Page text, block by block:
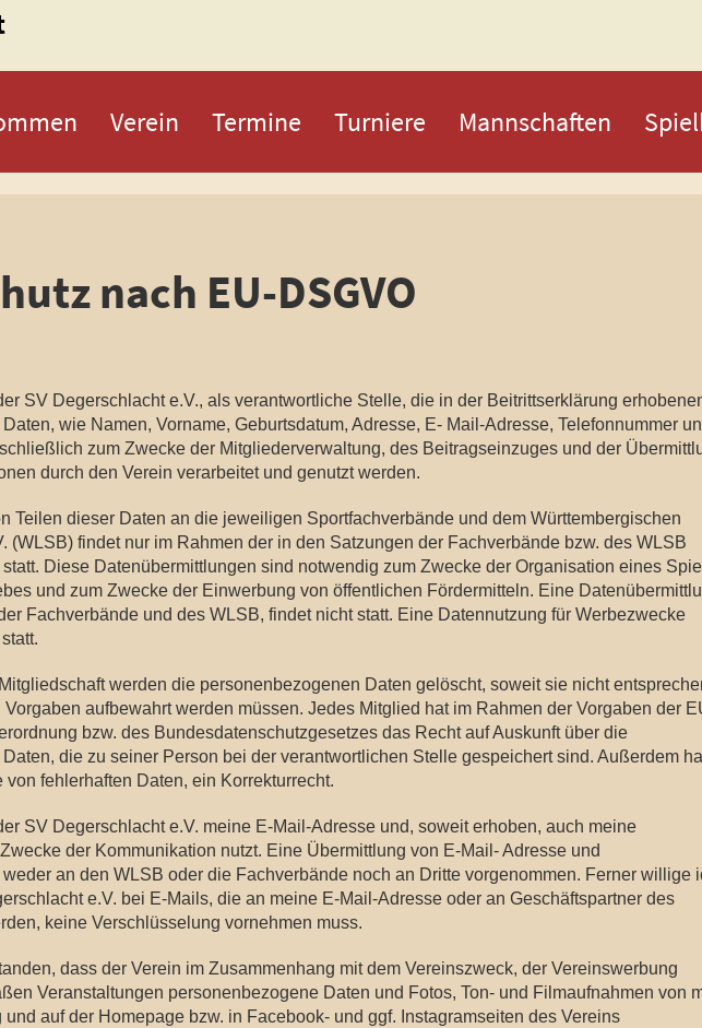
Verein Termine Turniere Mannschaften
nach EU-DSGVO
SV Degerschlacht e.V., als verantwortliche Stelle, die in der Beitrittserklärung
wie Namen, Vorname, Geburtsdatum, Adresse, E- Mail-Adresse, Telefonnummer
zum Zwecke der Mitgliederverwaltung, des Beitragseinzuges und der
durch den Verein verarbeitet und genutzt werden.
Teilen dieser Daten an die jeweiligen Sportfachverbände und dem Württembergischen
(WLSB) findet nur im Rahmen der in den Satzungen der Fachverbände bzw. des WLSB
Diese Datenübermittlungen sind notwendig zum Zwecke der Organisation eines
und zum Zwecke der Einwerbung von öffentlichen Fördermitteln. Eine
Fachverbände und des WLSB, findet nicht statt. Eine Datennutzung für Werbezwecke
werden die personenbezogenen Daten gelöscht, soweit sie nicht
aufbewahrt werden müssen. Jedes Mitglied hat im Rahmen der Vorgaben der
bzw. des Bundesdatenschutzgesetzes das Recht auf Auskunft über die
die zu seiner Person bei der verantwortlichen Stelle gespeichert sind. Außerdem
fehlerhaften Daten, ein Korrekturrecht.
SV Degerschlacht e.V. meine E-Mail-Adresse und, soweit erhoben, auch meine
der Kommunikation nutzt. Eine Übermittlung von E-Mail- Adresse und
an den WLSB oder die Fachverbände noch an Dritte vorgenommen. Ferner willige
e.V. bei E-Mails, die an meine E-Mail-Adresse oder an Geschäftspartner des
keine Verschlüsselung vornehmen muss.
dass der Verein im Zusammenhang mit dem Vereinszweck, der Vereinswerbung
Veranstaltungen personenbezogene Daten und Fotos, Ton- und Filmaufnahmen von
auf der Homepage bzw. in Facebook- und ggf. Instagramseiten des Vereins